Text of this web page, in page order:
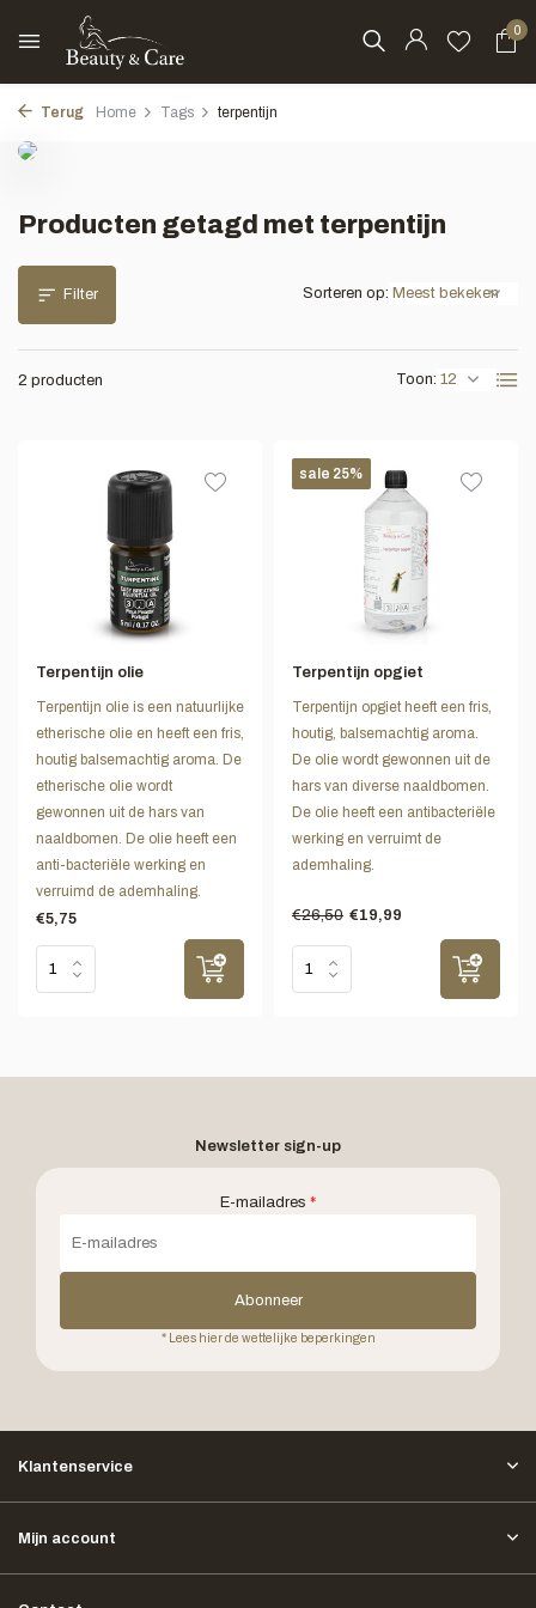
0
Terug Home Tags terpentijn
Producten getagd met terpentijn
Filter
2 producten Toon:
Sorteren op:
Terpentijn olie
Terpentijn olie is een natuurlijke
etherische olie en heeft een fris,
houtig balsemachtig aroma. De
etherische olie wordt
gewonnen uit de hars van
naaldbomen. De olie heeft een
anti-bacteriële werking en
verruimd de ademhaling.
€5,75
sale 25%
Terpentijn opgiet
Terpentijn opgiet heeft een fris,
houtig, balsemachtig aroma.
De olie wordt gewonnen uit de
hars van diverse naaldbomen.
De olie heeft een antibacteriële
werking en verruimt de
ademhaling.
€26,50 €19,99
Newsletter sign-up
E-mailadres *
Abonneer
* Lees hier de wettelijke beperkingen
Klantenservice
Mijn account